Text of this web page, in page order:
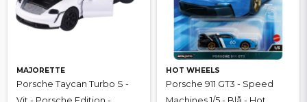
MAJORETTE
Porsche Taycan Turbo S -
HOT WHEELS
Porsche 911 GT3 - Speed